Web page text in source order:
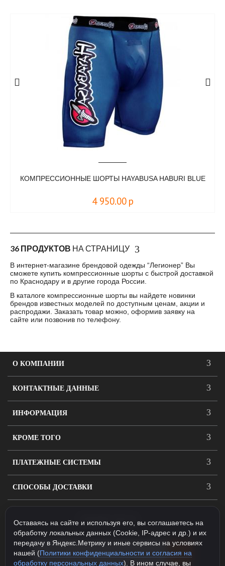
КОМПРЕССИОННЫЕ ШОРТЫ HAYABUSA HABURI BLUE
4 950.00 р
36 ПРОДУКТОВ НА СТРАНИЦУ
В интернет-магазине брендовой одежды “Легионер” Вы
сможете купить компрессионные шорты с быстрой доставкой
по Краснодару и в другие города России.
В каталоге компрессионные шорты вы найдете новинки
брендов известных моделей по доступным ценам, акции и
распродажи. Заказать товар можно, оформив заявку на
сайте или позвонив по телефону.
О КОМПАНИИ
КОНТАКТНЫЕ ДАННЫЕ
ИНФОРМАЦИЯ
КРОМЕ ТОГО
ПЛАТЕЖНЫЕ СИСТЕМЫ
СПОСОБЫ ДОСТАВКИ
Оставаясь на сайте и используя его, вы соглашаетесь на
обработку локальных данных (Cookie, IP-адрес и др.) и их
передачу в Яндекс.Метрику и иные сервисы на условиях
нашей (Политики конфиденциальности и согласия на
обработку персональных данных). В ином случае, вы